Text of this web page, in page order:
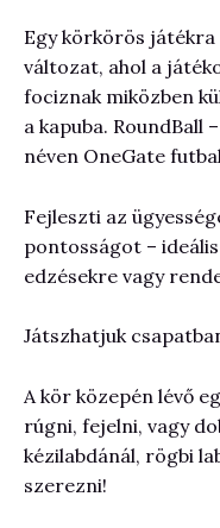
Egy körkörös
változat, ahol a
fociznak miközben
a kapuba. RoundBall
néven OneGate
Fejleszti az
pontosságot –
edzésekre vagy
Játszhatjuk
A kör közepén lévő
rúgni, fejelni, vagy
kézilabdánál, rögbi
szerezni!